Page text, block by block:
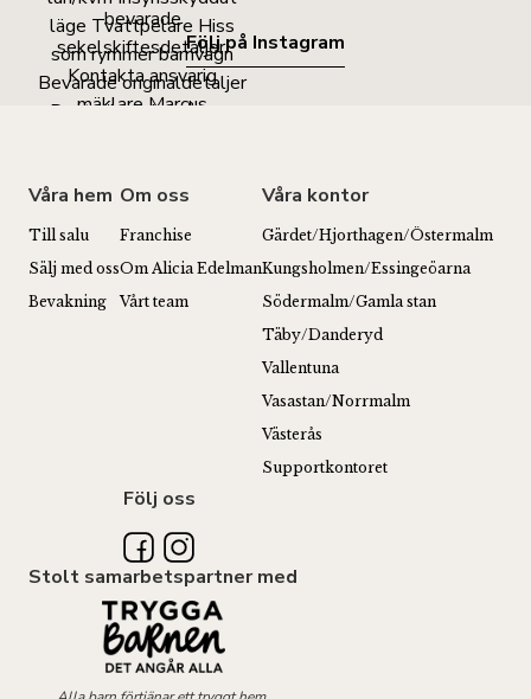
Följ på Instagram
Våra hem
Till salu
Sälj med oss
Bevakning
Om oss
Franchise
Om Alicia Edelman
Vårt team
Våra kontor
Gärdet/Hjorthagen/Östermalm
Kungsholmen/Essingeöarna
Södermalm/Gamla stan
Täby/Danderyd
Vallentuna
Vasastan/Norrmalm
Västerås
Supportkontoret
Följ oss
Stolt samarbetspartner med